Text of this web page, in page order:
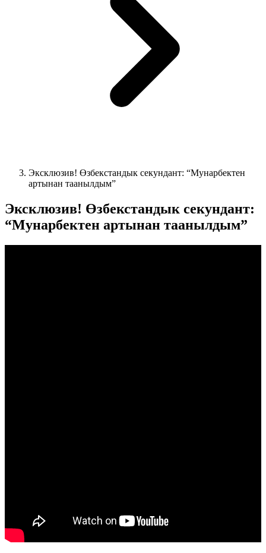
Эксклюзив! Өзбекстандык секундант: “Мунарбектен
артынан таанылдым”
Эксклюзив! Өзбекстандык секундант:
“Мунарбектен артынан таанылдым”